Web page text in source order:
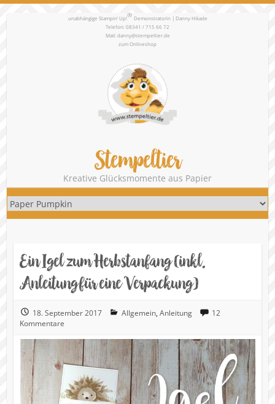
unabhängige Stampin‘ Up!® Demonstratorin | Danny Hikade
Telefon: 08341 / 715 66 72
Mail:danny@stempeltier.de
zumOnlineshop
Stempeltier
Kreative Glücksmomente aus Papier
Ein Igel zum Herbstanfang (inkl.
Anleitung für eine Verpackung)
18. September 2017 Allgemein, Anleitung
12
Kommentare